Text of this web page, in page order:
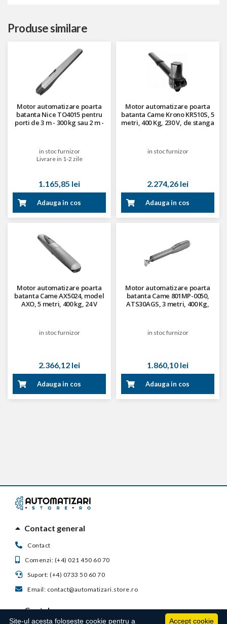
Produse similare
Motor automatizare poarta
batanta Nice TO4015 pentru
porti de 3 m - 300 kg sau 2 m -
in stoc furnizor
Livrare in 1-2 zile
1.165,85 lei
Adauga in cos
Motor automatizare poarta
batanta Came Krono KR510S, 5
metri, 400 Kg, 230 V, de stanga
in stoc furnizor
2.274,26 lei
Adauga in cos
Motor automatizare poarta
batanta Came AX5024, model
AXO, 5 metri, 400 kg, 24 V
in stoc furnizor
2.366,12 lei
Adauga in cos
Motor automatizare poarta
batanta Came 801MP-0050,
ATS30AGS, 3 metri, 400 Kg,
in stoc furnizor
1.860,10 lei
Adauga in cos
Contact general
Contact
Comenzi: (+4) 021 450 60 70
Suport: (+4) 0733 50 60 70
Email: contact@automatizari.store.ro
Contul meu
Accept cookie
Site-ul acesta foloseste cookie pentru a